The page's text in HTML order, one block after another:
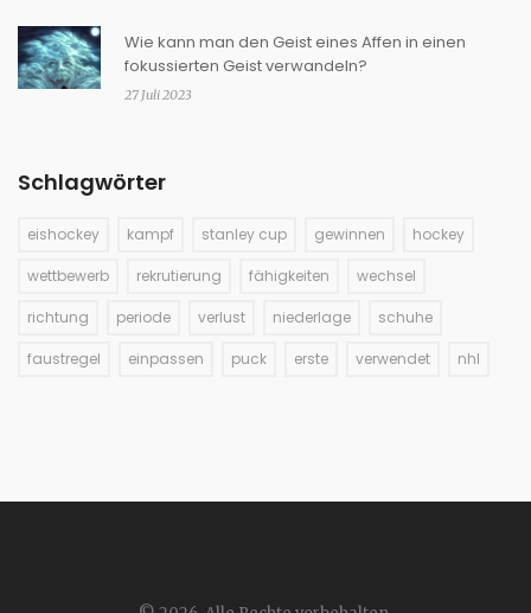
Wie kann man den Geist eines Affen in einen
fokussierten Geist verwandeln?
27 Juli 2023
Schlagwörter
eishockey kampf stanley cup gewinnen hockey
wettbewerb rekrutierung fähigkeiten wechsel
richtung periode verlust niederlage schuhe
faustregel einpassen puck erste verwendet nhl